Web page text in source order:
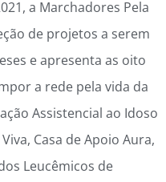
a Marchadores Pela
de projetos a serem
e apresenta as oito
a rede pela vida da
Assistencial ao Idoso
Casa de Apoio Aura,
Leucêmicos de